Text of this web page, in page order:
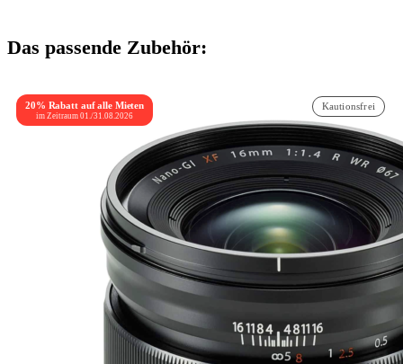
Das passende Zubehör:
Kautionsfrei
20% Rabatt auf alle Mieten
im Zeitraum 01./31.08.2026